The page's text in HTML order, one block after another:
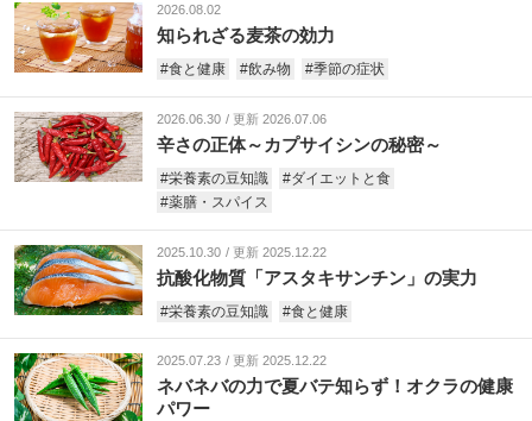
知られざる麦茶の効力
2026.08.02
#食と健康 #飲み物 #季節の症状
辛さの正体～カプサイシンの秘密～
2026.06.30 更新 2026.07.06
#栄養素の豆知識
#ダイエットと食
#薬膳・スパイス
抗酸化物質「アスタキサンチン」の実力
2025.10.30 更新 2025.12.22
#栄養素の豆知識 #食と健康
ネバネバの力で夏バテ知らず！オクラの健康
パワー
2025.07.23 更新 2025.12.22